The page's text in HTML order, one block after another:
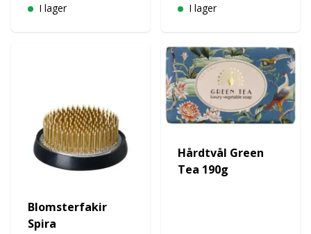
I lager I lager
Blomsterfakir
Spira
Hårdtvål Green
Tea 190g